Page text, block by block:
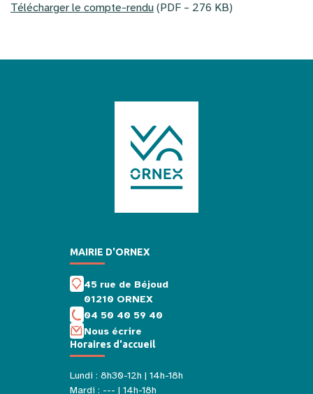
Télécharger le compte-rendu (PDF – 276 KB)
MAIRIE D'ORNEX
45 rue de Béjoud
01210 ORNEX
04 50 40 59 40
Nous écrire
Horaires d'accueil
Lundi : 8h30-12h | 14h-18h
Mardi : --- | 14h-18h